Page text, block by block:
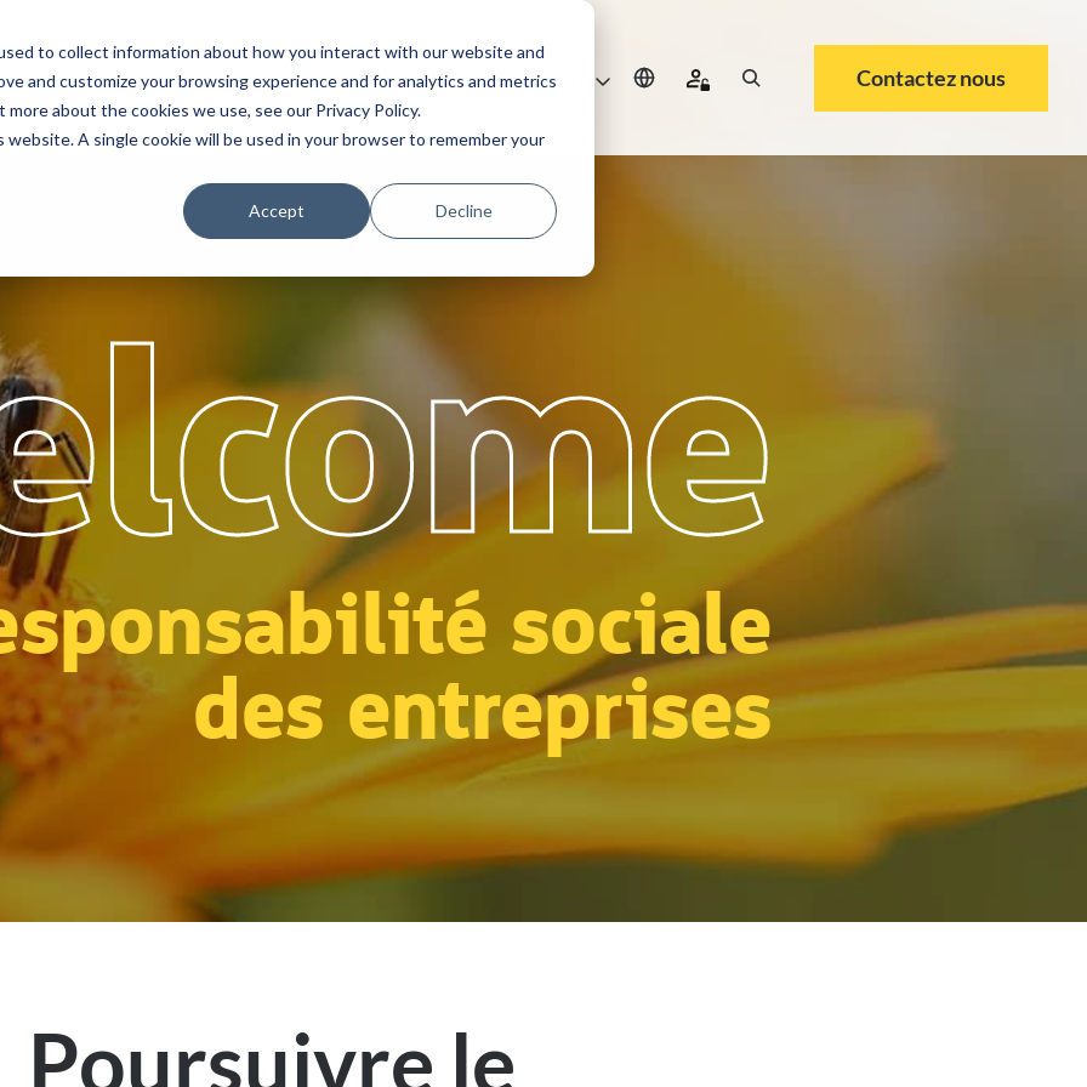
to collect information about how you interact with our website and
and customize your browsing experience and for analytics and metrics
about the cookies we use, see our Privacy Policy.
A single cookie will be used in your browser to remember your
Accept Decline
Service Partenaires À propos Carrière Contactez nous
sociale
des entreprises
Poursuivre le